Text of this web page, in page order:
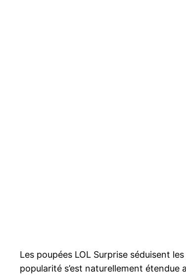
Les poupées LOL Surprise séduisent
popularité s’est naturellement